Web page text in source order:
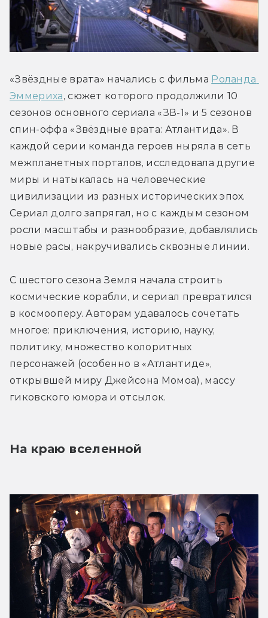
«Звёздные врата» начались с фильма Роланда
Эммериха, сюжет которого продолжили 10
сезонов основного сериала «ЗВ-1» и 5 сезонов
спин-оффа «Звёздные врата: Атлантида». В
каждой серии команда героев ныряла в сеть
межпланетных порталов, исследовала другие
миры и натыкалась на человеческие
цивилизации из разных исторических эпох.
Сериал долго запрягал, но с каждым сезоном
росли масштабы и разнообразие, добавлялись
новые расы, накручивались сквозные линии.
С шестого сезона Земля начала строить
космические корабли, и сериал превратился
в космооперу. Авторам удавалось сочетать
многое: приключения, историю, науку,
политику, множество колоритных
персонажей (особенно в «Атлантиде»,
открывшей миру Джейсона Момоа), массу
гиковского юмора и отсылок.
На краю вселенной